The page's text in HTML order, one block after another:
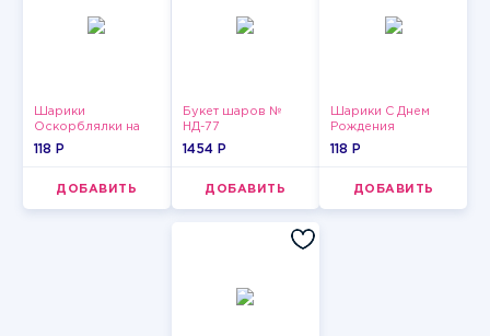
Шарики
Оскорблялки на
день рождения для
118 P
ДОБАВИТЬ
Букет шаров №
НД-77
1454 P
ДОБАВИТЬ
Шарики С Днем
Рождения
118 P
ДОБАВИТЬ